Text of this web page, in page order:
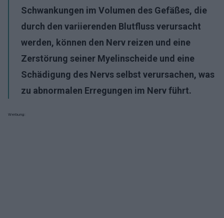
Schwankungen im Volumen des Gefäßes, die
durch den variierenden Blutfluss verursacht
werden, können den Nerv reizen und eine
Zerstörung seiner Myelinscheide und eine
Schädigung des Nervs selbst verursachen, was
zu abnormalen Erregungen im Nerv führt.
Werbung: